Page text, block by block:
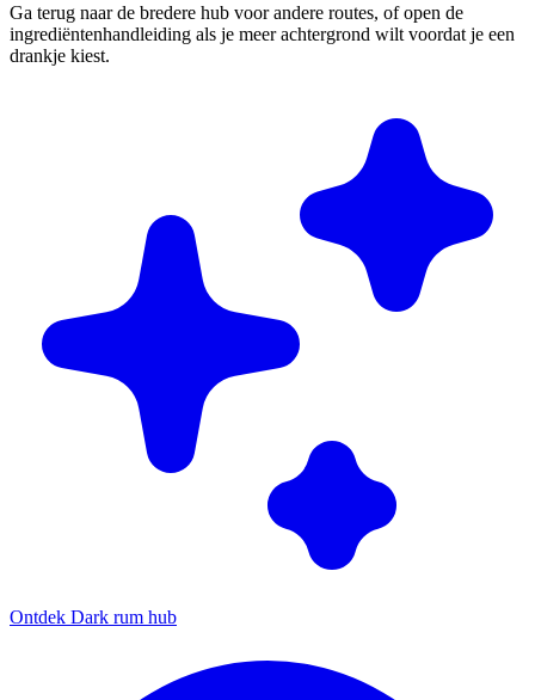
Ga terug naar de bredere hub voor andere routes, of open de
ingrediëntenhandleiding als je meer achtergrond wilt voordat je een
drankje kiest.
Ontdek Dark rum hub